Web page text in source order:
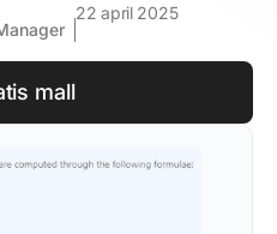
22 april 2025
mall